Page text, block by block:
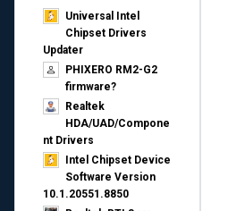
Universal Intel
Chipset Drivers
Updater​
PHIXERO RM2-G2
firmware?
Realtek
HDA/UAD/Compone
nt Drivers
Intel Chipset Device
Software Version
10.1.20551.8850